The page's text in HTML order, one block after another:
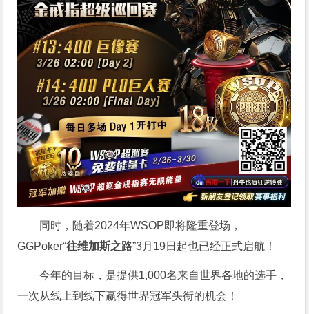
同时，随着2024年WSOP即将隆重登场，
GGPoker“往维加斯之路”3月19日起也已经正式启航！
今年的目标，是提供1,000名来自世界各地的选手，
一次从线上到线下赢得世界冠军头衔的机会！